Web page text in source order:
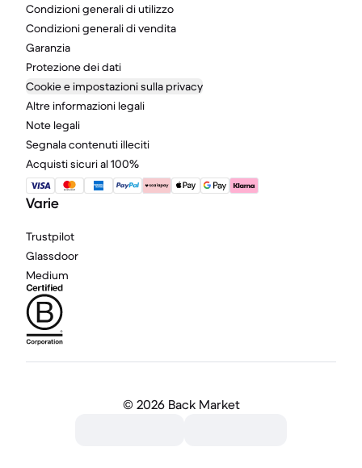
Condizioni generali di utilizzo
Condizioni generali di vendita
Garanzia
Protezione dei dati
Cookie e impostazioni sulla privacy
Altre informazioni legali
Note legali
Segnala contenuti illeciti
Acquisti sicuri al 100%
Varie
Trustpilot
Glassdoor
Medium
© 2026 Back Market